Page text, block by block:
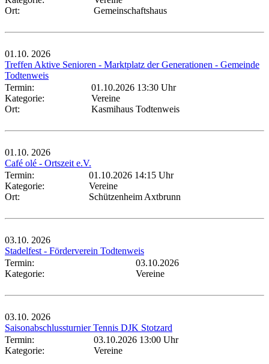
Ort:
Gemeinschaftshaus
01.10. 2026
Treffen Aktive Senioren - Marktplatz der Generationen - Gemeinde
Todtenweis
Termin:
01.10.2026 13:30 Uhr
Kategorie:
Vereine
Ort:
Kasmihaus Todtenweis
01.10. 2026
Café olé - Ortszeit e.V.
Termin:
01.10.2026 14:15 Uhr
Kategorie:
Vereine
Ort:
Schützenheim Axtbrunn
03.10. 2026
Stadelfest - Förderverein Todtenweis
Termin:
03.10.2026
Kategorie:
Vereine
03.10. 2026
Saisonabschlussturnier Tennis DJK Stotzard
Termin:
03.10.2026 13:00 Uhr
Kategorie:
Vereine